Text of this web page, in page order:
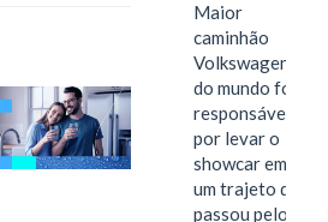
Maior
caminhão
Volkswagen
do mundo foi
responsável
por levar o
showcar em
um trajeto que
passou pelo